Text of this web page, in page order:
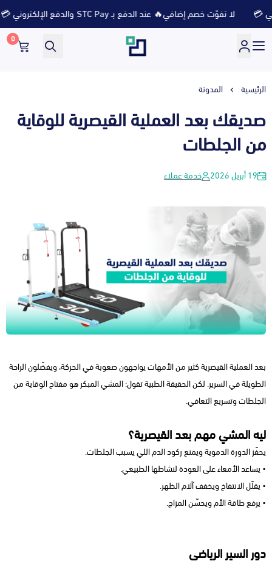
لا تفوّت خصم إضافي🔥 عند الدفع بـ STC Pay والدفع الإلكتروني 💳
متجر ثلاث ارباع
0
الرئيسية المدونة
صديقك بعد العملية القيصرية للوقاية
من الجلطات
19 أبريل 2026 خدمة عملاء
بعد العملية القيصرية كثير من الأمهات يواجهون صعوبة في الحركة، ويفضّلون الراحة
الطويلة في السرير. لكن الحقيقة الطبية تقول: المشي المبكر هو مفتاح الوقاية من
الجلطات وتسريع التعافي.
ليه المشي مهم بعد القيصرية؟
يحفّز الدورة الدموية ويمنع ركود الدم اللي يسبب الجلطات.
• يساعد الأمعاء على العودة لنشاطها الطبيعي.
• يقلّل الانتفاخ ويخفف آلام الظهر.
• يرفع طاقة الأم ويحسّن المزاج.
دور السير الرياضي